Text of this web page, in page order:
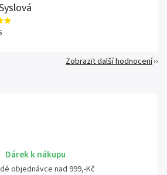
Dárek k nákupu
objednávce nad 999,-Kč
Zobrazit další hodnocení